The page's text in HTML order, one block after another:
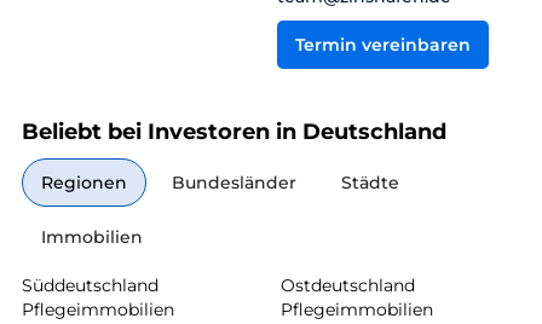
Termin vereinbaren
Beliebt bei Investoren in Deutschland
Regionen Bundesländer Städte
Immobilien
Süddeutschland
Pflegeimmobilien
Ostdeutschland
Pflegeimmobilien